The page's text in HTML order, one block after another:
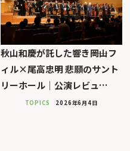
秋山和慶が託した響き――岡山フ
ィル×尾高忠明 悲願のサント
リーホール｜公演レビュ…
TOPICS 2026年6月4日